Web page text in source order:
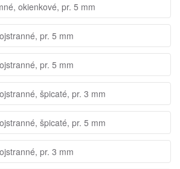
okienkové, pr. 5 mm
pr. 5 mm
pr. 5 mm
špicaté, pr. 3 mm
špicaté, pr. 5 mm
pr. 3 mm